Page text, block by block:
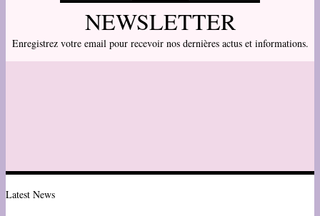
NEWSLETTER
Enregistrez votre email pour recevoir nos dernières actus et informations.
Latest News